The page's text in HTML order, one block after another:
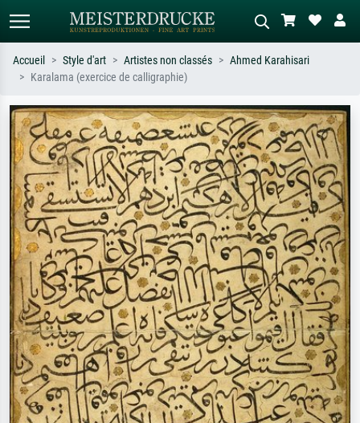
Recherchez par artiste, titre ou style –
ex. Monet, Nuit étoilée,
impressionnisme, vague de Hokusai,
nu.
Décrivez la scène – ex. prairie verte,
abstrait avec beaucoup de rouge,
tableau sombre, nu debout près d'un
arbre.
Accueil Style d'art Artistes non classés
Ahmed Karahisari
Karalama (exercice de calligraphie)